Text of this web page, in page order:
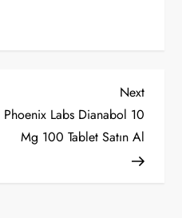
Next
Post
Next
Phoenix Labs Dianabol 10
Mg 100 Tablet Satın Al